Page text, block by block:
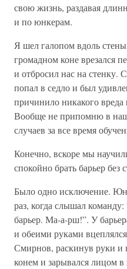
свою жизнь, раздавая
и по юнкерам.
Я шел галопом вдоль
громадном коне врезался
и отбросил нас на стенку.
попал в седло и был
причинило никакого
Вообще не припомню в
случаев за все время
Конечно, вскоре мы
спокойно брать барьер без
Было одно исключение.
раз, когда слышал
барьер. Ма-а-рш!”. У
и обеими руками
Смирнов, раскинув руки и
конем и зарывался лицом